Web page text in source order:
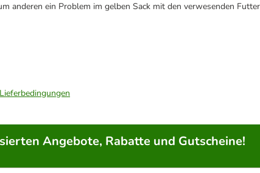
anderen ein Problem im gelben Sack mit den verwesenden
Angebote, Rabatte und Gutscheine!